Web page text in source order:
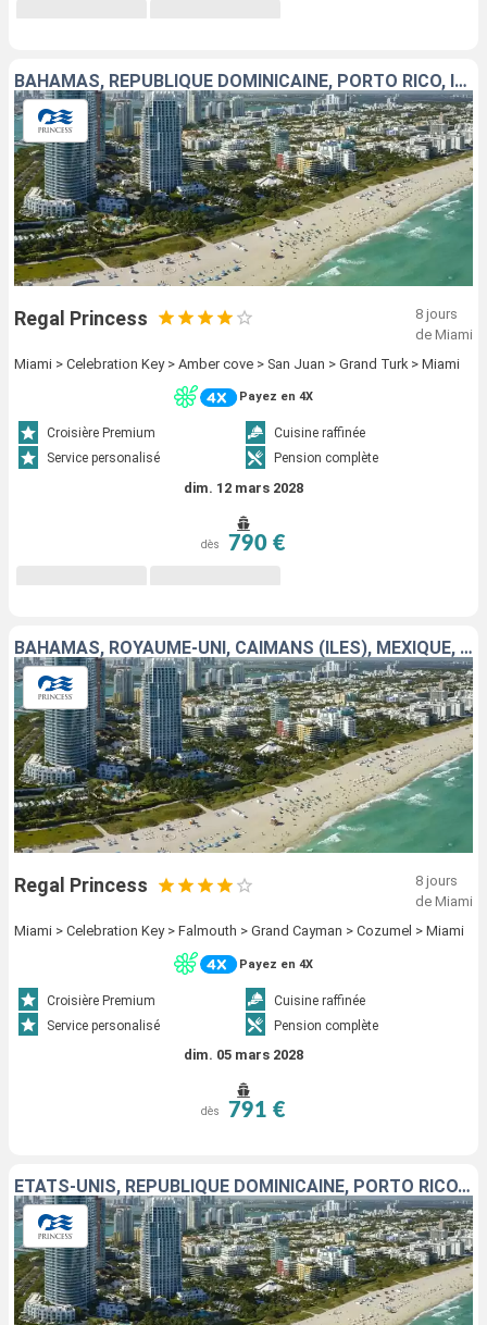
BAHAMAS, RÉPUBLIQUE DOMINICAINE, PORTO RICO, ÎLES TURQUES-ET-CAÏQUES, ÉTATS-UNIS
Regal Princess
8 jours
de Miami
Miami > Celebration Key > Amber cove > San Juan > Grand Turk > Miami
Payez en 4X
Croisière Premium
Cuisine raffinée
Service personalisé
Pension complète
dim. 12 mars 2028
dès 790 €
BAHAMAS, ROYAUME-UNI, CAÏMANS (ÎLES), MEXIQUE, ÉTATS-UNIS
Regal Princess
8 jours
de Miami
Miami > Celebration Key > Falmouth > Grand Cayman > Cozumel > Miami
Payez en 4X
Croisière Premium
Cuisine raffinée
Service personalisé
Pension complète
dim. 05 mars 2028
dès 791 €
ÉTATS-UNIS, RÉPUBLIQUE DOMINICAINE, PORTO RICO, ÎLES TURQUES-ET-CAÏQUES, BAHAMAS